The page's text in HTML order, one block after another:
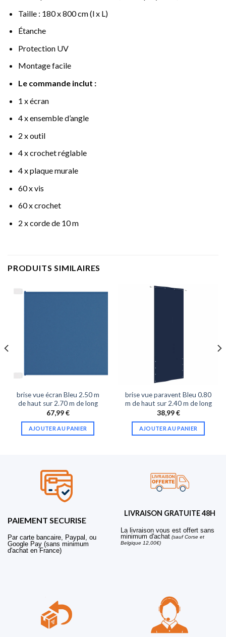
Taille : 180 x 800 cm (l x L)
Étanche
Protection UV
Montage facile
Le commande inclut :
1 x écran
4 x ensemble d’angle
2 x outil
4 x crochet réglable
4 x plaque murale
60 x vis
60 x crochet
2 x corde de 10 m
PRODUITS SIMILAIRES
brise vue écran Bleu 2.50 m
de haut sur 2.70 m de long
67,99€
AJOUTER AU PANIER
brise vue paravent Bleu 0.80
m de haut sur 2.40 m de long
38,99€
AJOUTER AU PANIER
PAIEMENT SECURISE
Par carte bancaire, Paypal, ou
Google Pay (sans minimum
d'achat en France)
LIVRAISON GRATUITE 48H
La livraison vous est offert sans
minimum d'achat (sauf Corse et
Belgique 12,00€)